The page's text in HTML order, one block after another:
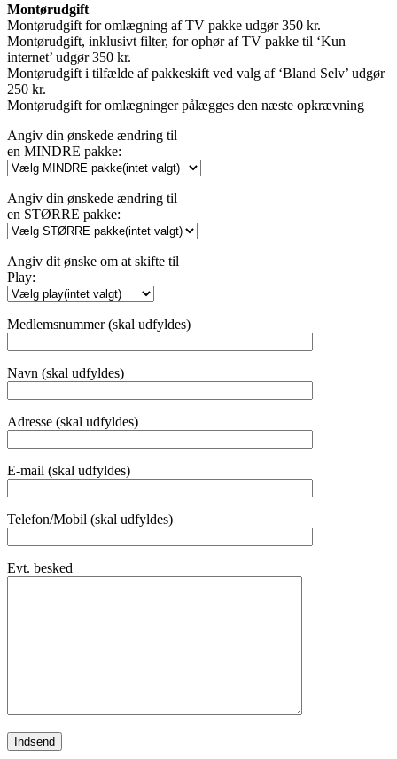
Montørudgift
Montørudgift for omlægning af TV pakke udgør 350 kr.
Montørudgift, inklusivt filter, for ophør af TV pakke til ‘Kun
internet’ udgør 350 kr.
Montørudgift i tilfælde af pakkeskift ved valg af ‘Bland Selv’ udgør
250 kr.
Montørudgift for omlægninger pålægges den næste opkrævning
Angiv din ønskede ændring til
en MINDRE pakke:
Angiv din ønskede ændring til
en STØRRE pakke:
Angiv dit ønske om at skifte til
Play:
Medlemsnummer (skal udfyldes)
Navn (skal udfyldes)
Adresse (skal udfyldes)
E-mail (skal udfyldes)
Telefon/Mobil (skal udfyldes)
Evt. besked